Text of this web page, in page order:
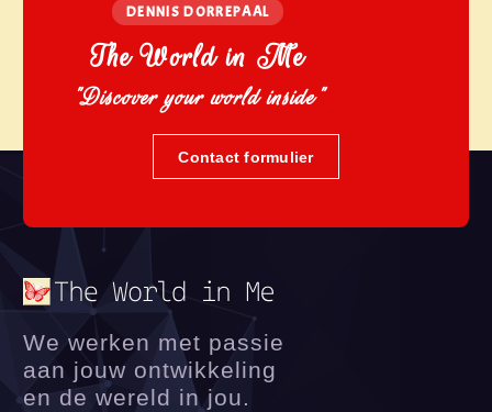
DENNIS DORREPAAL
The World in Me
"Discover your world inside"
Contact formulier
We werken met passie
aan jouw ontwikkeling
en de wereld in jou.